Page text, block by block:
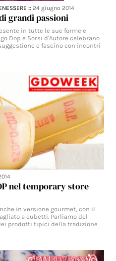
::24 giugno 2014
grandi passioni
in tutte le sue forme e
Dop e Sorsi d'Autore celebrano
e fascino con incontri
nel temporary store
in versione gourmet, con il
a cubetti. Parliamo del
prodotti tipici della tradizione